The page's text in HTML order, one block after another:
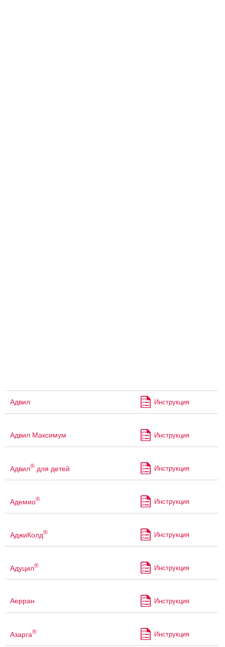
Адвил Инструкция
Адвил Максимум Инструкция
Адвил® для детей Инструкция
Адемио® Инструкция
АджиКолд® Инструкция
Адуцил® Инструкция
Аерран Инструкция
Азарга® Инструкция